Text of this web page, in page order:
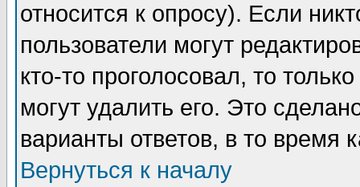
относится к опросу). Если
пользователи могут
кто-то проголосовал, то
могут удалить его. Это
варианты ответов, в то время
Вернуться к началу